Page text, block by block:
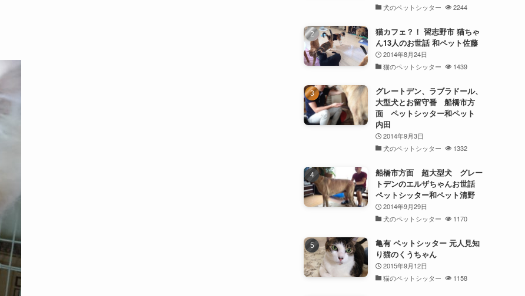
犬のペットシッター
2244
猫カフェ？！ 習志野市 猫ちゃ
ん13人のお世話 和ペット佐藤
2014年8月24日
猫のペットシッター
1439
グレートデン、ラブラドール、
大型犬とお留守番 船橋市方
面 ペットシッター和ペット
内田
2014年9月3日
犬のペットシッター
1332
船橋市方面 超大型犬 グレー
トデンのエルザちゃんお世話
ペットシッター和ペット清野
2014年9月29日
犬のペットシッター
1170
亀有 ペットシッター 元人見知
り猫のくうちゃん
2015年9月12日
猫のペットシッター
1158